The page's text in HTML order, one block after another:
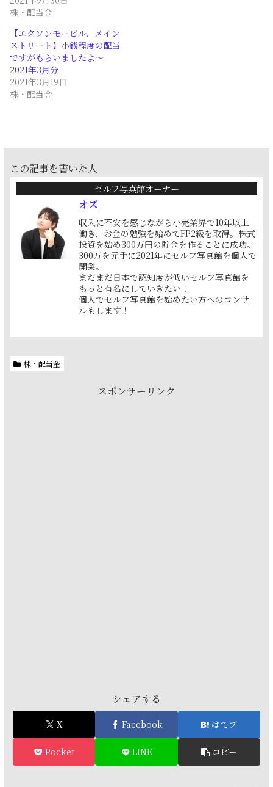
株・配当金
【エクソンモービル、メイン
ストリート】小銭程度の配当
ですがもらいましたよ～
2021年3月分
2021年3月19日
株・配当金
この記事を書いた人
セルフ写真館オーナー
オズ
収入に不安を感じながら小売業界で10年以上
働き、お金の勉強を始めてFP2級を取得。株式
投資を始め300万円の貯金を作ることに成功。
300万を元手に2021年にセルフ写真館を個人で
開業。
まだまだ日本で認知度が低いセルフ写真館を
もっと有名にしていきたい！
個人でセルフ写真館を始めたい方へのコンサ
ルもします！
株・配当金
スポンサーリンク
シェアする
X Facebook はてブ
Pocket LINE コピー